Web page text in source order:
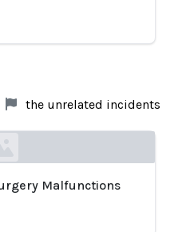
the unrelated incidents
Malfunctions